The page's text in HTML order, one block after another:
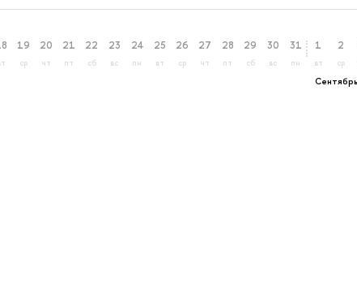
19
ср
20
чт
21
пт
22
сб
23
вс
24
пн
25
вт
26
ср
27
чт
28
пт
29
сб
30
вс
31
пн
1
вт
2
ср